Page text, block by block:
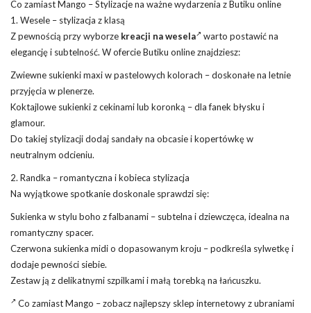
Co zamiast Mango – Stylizacje na ważne wydarzenia z Butiku online
1. Wesele – stylizacja z klasą
Z pewnością przy wyborze kreacji na wesela
warto postawić na
elegancję i subtelność. W ofercie Butiku online znajdziesz:
Zwiewne sukienki maxi w pastelowych kolorach – doskonałe na letnie
przyjęcia w plenerze.
Koktajlowe sukienki z cekinami lub koronką – dla fanek błysku i
glamour.
Do takiej stylizacji dodaj sandały na obcasie i kopertówkę w
neutralnym odcieniu.
2. Randka – romantyczna i kobieca stylizacja
Na wyjątkowe spotkanie doskonale sprawdzi się:
Sukienka w stylu boho z falbanami – subtelna i dziewczęca, idealna na
romantyczny spacer.
Czerwona sukienka midi o dopasowanym kroju – podkreśla sylwetkę i
dodaje pewności siebie.
Zestaw ją z delikatnymi szpilkami i małą torebką na łańcuszku.
Co zamiast Mango – zobacz najlepszy sklep internetowy z ubraniami